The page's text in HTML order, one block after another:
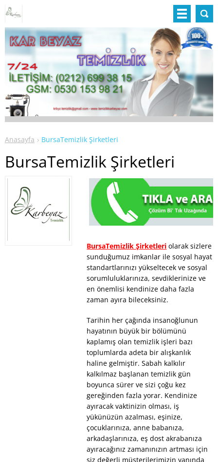
Anasayfa BursaTemizlik Şirketleri
BursaTemizlik Şirketleri
BursaTemizlik Şirketleri olarak sizlere
sunduğumuz imkanlar ile sosyal hayat
standartlarınızı yükseltecek ve sosyal
sorumluluklarınıza, sevdiklerinize ve
en önemlisi kendinize daha fazla
zaman ayıra bileceksiniz.
Tarihin her çağında insanoğlunun
hayatının büyük bir bölümünü
kaplamış olan temizlik işleri bazı
toplumlarda adeta bir alışkanlık
haline gelmiştir. Sabah kalkılır
kalkılmaz başlanan temizlik gün
boyunca sürer ve sizi çoğu kez
gereğinden fazla yorar. Kendinize
ayıracak vaktinizin olması, iş
yükünüzün azalması, eşinize,
çocuklarınıza, anne babanıza,
arkadaşlarınıza, eş dost akrabanıza
ayıracağınız zamanınızın artması için
siz değerli müşterilerimizin yanında